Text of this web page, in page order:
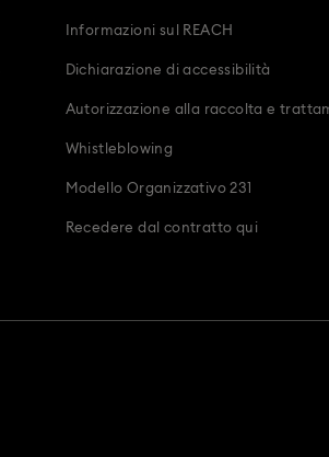
Informazioni sul REACH
Dichiarazione di accessibilità
Autorizzazione alla raccolta e
Whistleblowing
Modello Organizzativo 231
Recedere dal contratto qui